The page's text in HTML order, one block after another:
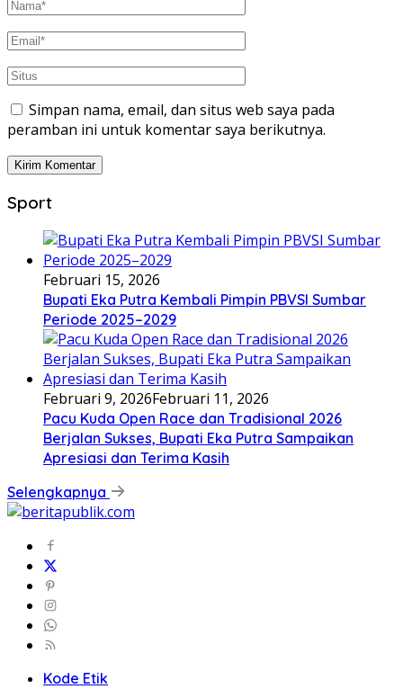
Simpan nama, email, dan situs web saya pada
peramban ini untuk komentar saya berikutnya.
Sport
Februari 15, 2026
Bupati Eka Putra Kembali Pimpin PBVSI Sumbar
Periode 2025–2029
Februari 9, 2026Februari 11, 2026
Pacu Kuda Open Race dan Tradisional 2026
Berjalan Sukses, Bupati Eka Putra Sampaikan
Apresiasi dan Terima Kasih
Selengkapnya
Kode Etik